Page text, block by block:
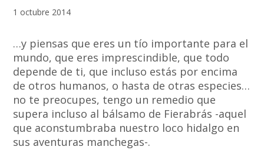
1 octubre 2014
…y piensas que eres un tío importante para el
mundo, que eres imprescindible, que todo
depende de ti, que incluso estás por encima
de otros humanos, o hasta de otras especies…
no te preocupes, tengo un remedio que
supera incluso al bálsamo de Fierabrás -aquel
que aconstumbraba nuestro loco hidalgo en
sus aventuras manchegas-.